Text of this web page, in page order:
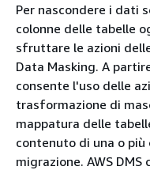
Per nascondere i dati
colonne delle tabelle
sfruttare le azioni
Data Masking. A
consente l'uso delle
trasformazione di
mappatura delle
contenuto di una o
migrazione. AWS